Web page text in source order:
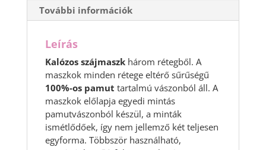
További információk
Leírás
Kalózos szájmaszkhárom rétegből. A
maszkok minden rétege eltérő sűrűségű
100%-os pamut tartalmú vászonból áll. A
maszkok előlapja egyedi mintás
pamutvászonból készül, a minták
ismétlődőek, így nem jellemző két teljesen
egyforma. Többször használható,